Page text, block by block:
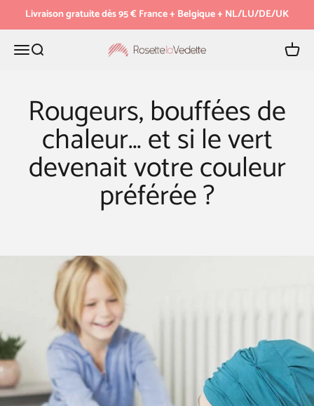
Passer au contenu
Livraison gratuite dès 95 € France + Belgique + NL/LU/DE/UK
MenuRecherche Rosette la Vedette Panier
Rougeurs, bouffées de
chaleur… et si le vert
devenait votre couleur
préférée ?